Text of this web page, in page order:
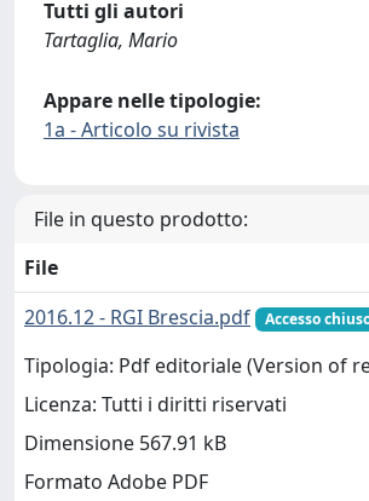
Tutti gli autori
Tartaglia, Mario
Appare nelle tipologie:
1a - Articolo su rivista
File in questo prodotto:
File
2016.12 - RGI Brescia.pdf
Accesso
Tipologia: Pdf editoriale (Version of
Licenza: Tutti i diritti riservati
Dimensione 567.91 kB
Formato Adobe PDF